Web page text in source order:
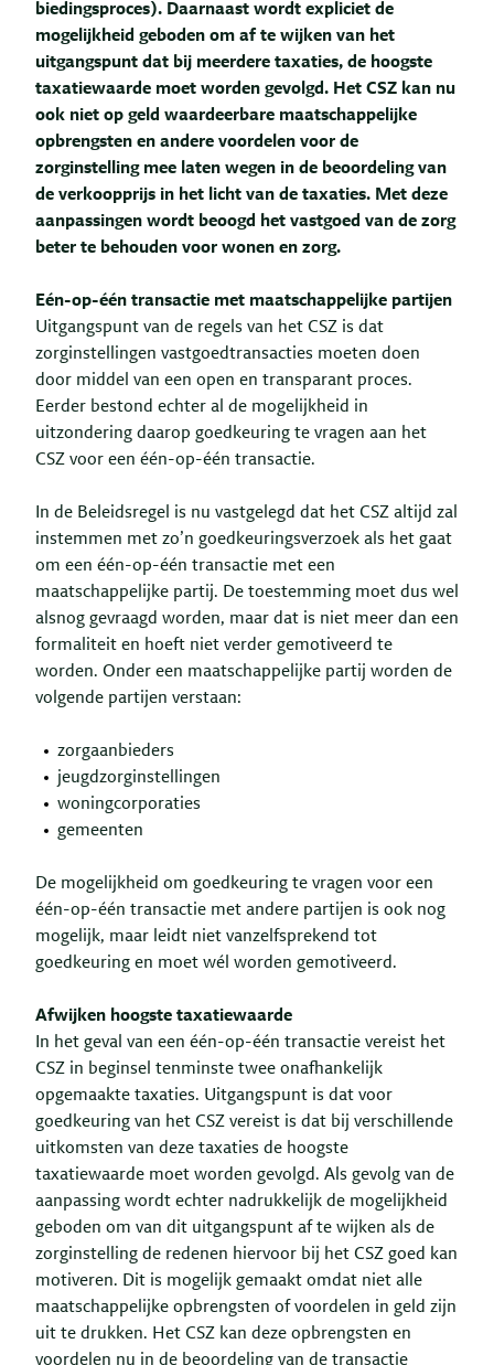
biedingsproces). Daarnaast wordt expliciet de
mogelijkheid geboden om af te wijken van het
uitgangspunt dat bij meerdere taxaties, de hoogste
taxatiewaarde moet worden gevolgd. Het CSZ kan nu
ook niet op geld waardeerbare maatschappelijke
opbrengsten en andere voordelen voor de
zorginstelling mee laten wegen in de beoordeling van
de verkoopprijs in het licht van de taxaties. Met deze
aanpassingen wordt beoogd het vastgoed van de zorg
beter te behouden voor wonen en zorg.
Eén-op-één transactie met maatschappelijke partijen
Uitgangspunt van de regels van het CSZ is dat
zorginstellingen vastgoedtransacties moeten doen
door middel van een open en transparant proces.
Eerder bestond echter al de mogelijkheid in
uitzondering daarop goedkeuring te vragen aan het
CSZ voor een één-op-één transactie.
In de Beleidsregel is nu vastgelegd dat het CSZ altijd zal
instemmen met zo’n goedkeuringsverzoek als het gaat
om een één-op-één transactie met een
maatschappelijke partij. De toestemming moet dus wel
alsnog gevraagd worden, maar dat is niet meer dan een
formaliteit en hoeft niet verder gemotiveerd te
worden. Onder een maatschappelijke partij worden de
volgende partijen verstaan:
zorgaanbieders
jeugdzorginstellingen
woningcorporaties
gemeenten
De mogelijkheid om goedkeuring te vragen voor een
één-op-één transactie met andere partijen is ook nog
mogelijk, maar leidt niet vanzelfsprekend tot
goedkeuring en moet wél worden gemotiveerd.
Afwijken hoogste taxatiewaarde
In het geval van een één-op-één transactie vereist het
CSZ in beginsel tenminste twee onafhankelijk
opgemaakte taxaties. Uitgangspunt is dat voor
goedkeuring van het CSZ vereist is dat bij verschillende
uitkomsten van deze taxaties de hoogste
taxatiewaarde moet worden gevolgd. Als gevolg van de
aanpassing wordt echter nadrukkelijk de mogelijkheid
geboden om van dit uitgangspunt af te wijken als de
zorginstelling de redenen hiervoor bij het CSZ goed kan
motiveren. Dit is mogelijk gemaakt omdat niet alle
maatschappelijke opbrengsten of voordelen in geld zijn
uit te drukken. Het CSZ kan deze opbrengsten en
voordelen nu in de beoordeling van de transactie